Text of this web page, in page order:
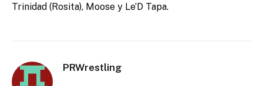
Trinidad (Rosita), Moose y Le’D Tapa.
PRWrestling